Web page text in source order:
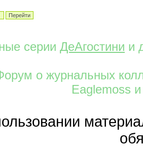
серии ДеАгостини и
о журнальных
Eaglemoss и